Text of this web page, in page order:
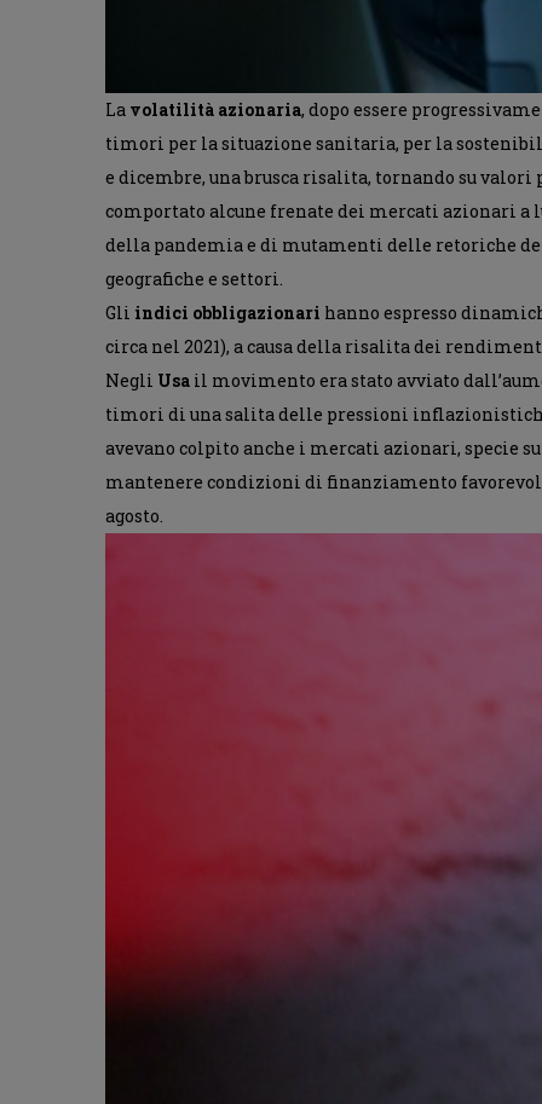
La volatilità azionaria, dopo essere
timori per la situazione sanitaria, per la
e dicembre, una brusca risalita, tornando su
comportato alcune frenate dei mercati azionari a
della pandemia e di mutamenti delle retoriche
geografiche e settori.
Gli indici obbligazionari hanno espresso
circa nel 2021), a causa della risalita dei
Negli Usa il movimento era stato avviato
timori di una salita delle pressioni inflazionistiche
avevano colpito anche i mercati azionari, specie
mantenere condizioni di finanziamento
agosto.